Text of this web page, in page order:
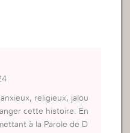
religieux, jalou
cette histoire: En
à la Parole de D